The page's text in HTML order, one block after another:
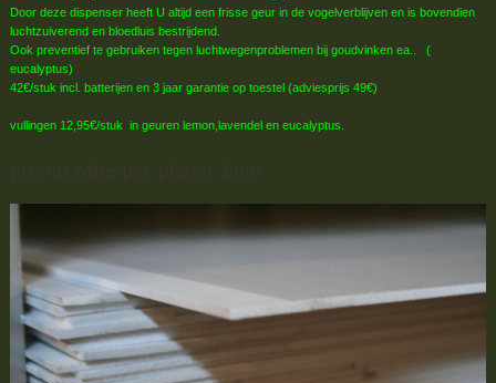
Door deze dispenser heeft U altijd een frisse geur in de vogelverblijven en is bovendien
luchtzuiverend en bloedluis bestrijdend.
Ook preventief te gebruiken tegen luchtwegenproblemen bij goudvinken ea.. (
eucalyptus)
42€/stuk incl. batterijen en 3 jaar garantie op toestel (adviesprijs 49€)
vullingen 12,95€/stuk in geuren lemon,lavendel en eucalyptus.